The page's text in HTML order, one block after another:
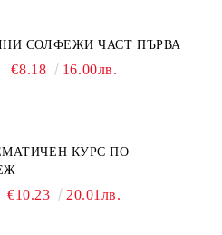
СОЛФЕЖИ ЧАСТ ПЪРВА
€8.18 16.00лв.
КУРС ПО
€10.23 20.01лв.